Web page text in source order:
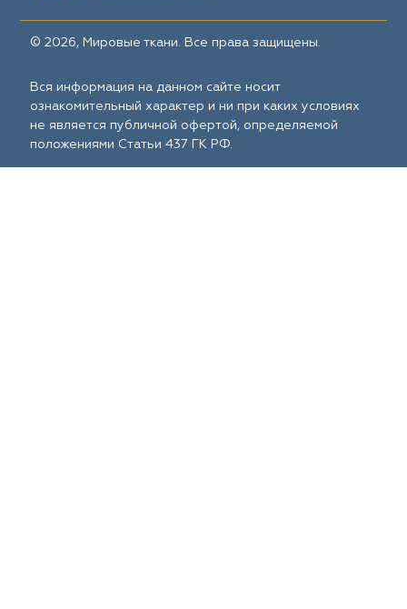
© 2026, Мировые ткани. Все права защищены.
Вся информация на данном сайте носит
ознакомительный характер и ни при каких условиях
не является публичной офертой, определяемой
положениями Статьи 437 ГК РФ.